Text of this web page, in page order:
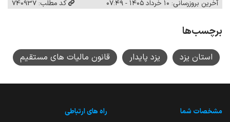
آخرین بروزرسانی: ۱۰ خرداد ۱۴۰۵ - ۰۷:۴۹
کد مطلب: 740937
برچسب‌ها
استان یزد یزد پایدار قانون مالیات های مستقیم
مشخصات شما راه های ارتباطی